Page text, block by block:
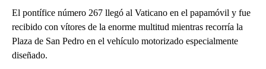
El pontífice número 267 llegó al Vaticano en el papamóvil y fue
recibido con vítores de la enorme multitud mientras recorría la
Plaza de San Pedro en el vehículo motorizado especialmente
diseñado.